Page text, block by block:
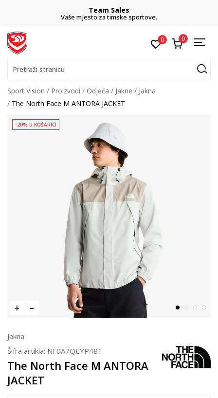
Team Sales
Vaše mjesto za timske sportove.
0 0
Pretraži stranicu
Sport Vision Proizvodi Odjeća Jakne
Jakna
The North Face M ANTORA JACKET
-20% U KOŠARICI
Jakna
Šifra artikla: NF0A7QEYP481
The North Face M ANTORA
JACKET